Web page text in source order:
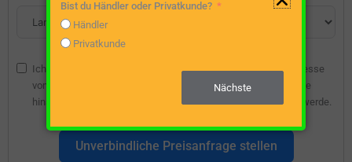
Ich bin damit einverstanden, dass die angegebene E-Mail-Adresse
vom Webseitenbetreiber gespeichert wird, damit ich über diese
hinsichtlich eines unverbindlichen Preisangebots kontaktiert werde.
Unverbindliche Preisanfrage stellen
Bist du Händler oder Privatkunde?
Händler
Privatkunde
Nächste